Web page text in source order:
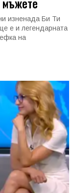
изненада Би Ти
е и легендарната
на